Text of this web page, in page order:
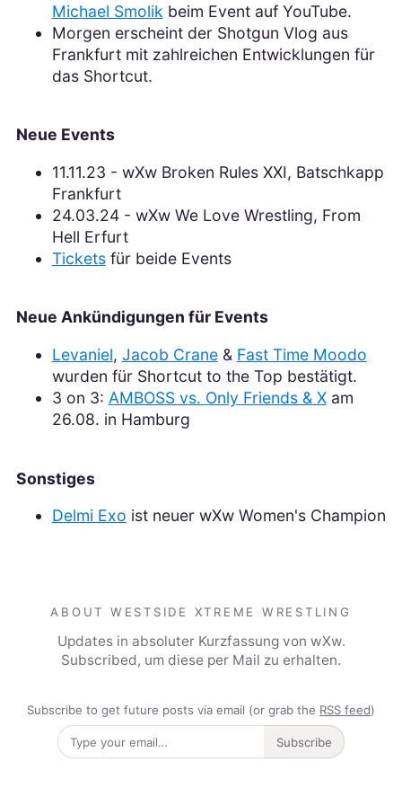
Michael Smolik beim Event auf YouTube.
Morgen erscheint der Shotgun Vlog aus
Frankfurt mit zahlreichen Entwicklungen für
das Shortcut.
Neue Events
11.11.23 - wXw Broken Rules XXI, Batschkapp
Frankfurt
24.03.24 - wXw We Love Wrestling, From
Hell Erfurt
Ticketsfür beide Events
Neue Ankündigungen für Events
Levaniel, Jacob Crane& Fast Time Moodo
wurden für Shortcut to the Top bestätigt.
3 on 3: AMBOSS vs. Only Friends & Xam
26.08. in Hamburg
Sonstiges
Delmi Exo ist neuer wXw Women's Champion
ABOUT WESTSIDE XTREME WRESTLING
Updates in absoluter Kurzfassung von wXw.
Subscribed, um diese per Mail zu erhalten.
Subscribe to get future posts via email (or grab the RSS feed)
Subscribe